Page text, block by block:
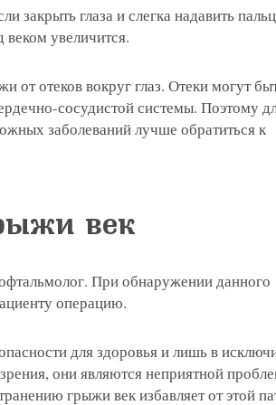
глаза и слегка надавить
увеличится.
отеков вокруг глаз. Отеки могут
сосудистой системы. Поэтому
заболеваний лучше обратиться к
век
При обнаружении данного
операцию.
для здоровья и лишь в
они являются неприятной
грыжи век избавляет от этой
прием в
на обработкуперсональных
по